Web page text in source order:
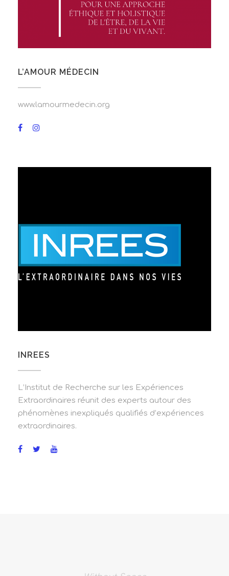
L’AMOUR MÉDECIN
www.lamourmedecin.org
INREES
L’Institut de Recherche sur les Expériences
Extraordinaires réunit des experts autour des
phénomènes inexpliqués qualifiés d’expériences
extraordinaires.